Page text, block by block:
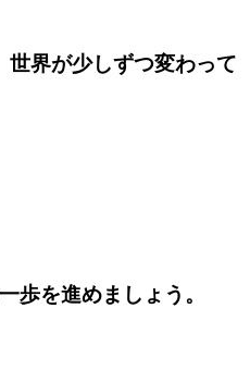
世界が少しずつ変わって
歩を進めましょう。